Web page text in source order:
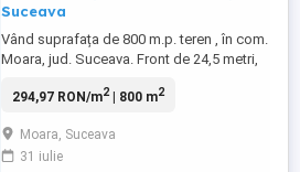
Suceava
Vând suprafața de 800 m.p. teren , în com.
Moara, jud. Suceava. Front de 24,5 metri,
rețele de internet tv. Ideal pentru
294,97 RON/m2| 800 m2
Moara, Suceava
31 iulie